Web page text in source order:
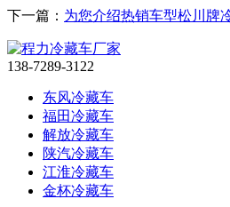
下一篇： 为您介绍热销车型松川牌
138-7289-3122
东风冷藏车
福田冷藏车
解放冷藏车
陕汽冷藏车
江淮冷藏车
金杯冷藏车